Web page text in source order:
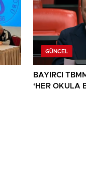
GÜNCEL
BAYIRCI
‘HER OKULA